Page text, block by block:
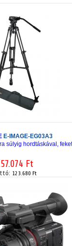
E-IMAGE-EG03A3
súlyig hordtáskával,
Ft
123.680 Ft